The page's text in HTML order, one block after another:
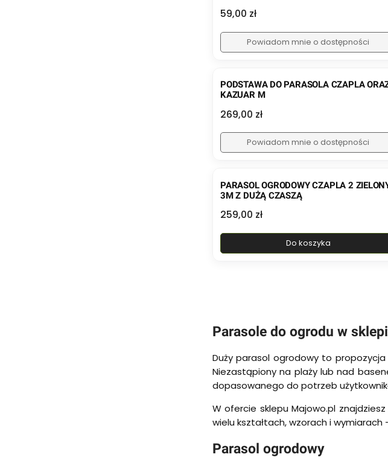
Cena
59,00 zł
Powiadom mnie o dostępności
PODSTAWA DO PARASOLA CZAPLA
KAZUAR M
Cena
269,00 zł
Powiadom mnie o dostępności
PARASOL OGRODOWY CZAPLA 2
3M Z DUŻĄ CZASZĄ
Cena
259,00 zł
Do koszyka
Parasole do ogrodu w
Duży parasol ogrodowy to
Niezastąpiony na plaży lub nad
dopasowanego do potrzeb
W ofercie sklepu Majowo.pl
wielu kształtach, wzorach i
Parasol ogrodowy